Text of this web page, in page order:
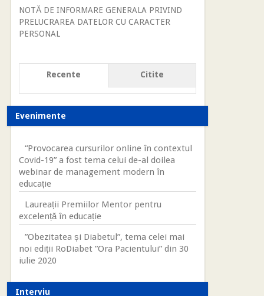
NOTĂ DE INFORMARE GENERALA PRIVIND
PRELUCRAREA DATELOR CU CARACTER
PERSONAL
Recente Citite
Evenimente
“Provocarea cursurilor online în contextul
Covid-19” a fost tema celui de-al doilea
webinar de management modern în
educație
Laureații Premiilor Mentor pentru
excelență în educație
”Obezitatea și Diabetul”, tema celei mai
noi ediții RoDiabet ”Ora Pacientului” din 30
iulie 2020
Interviu